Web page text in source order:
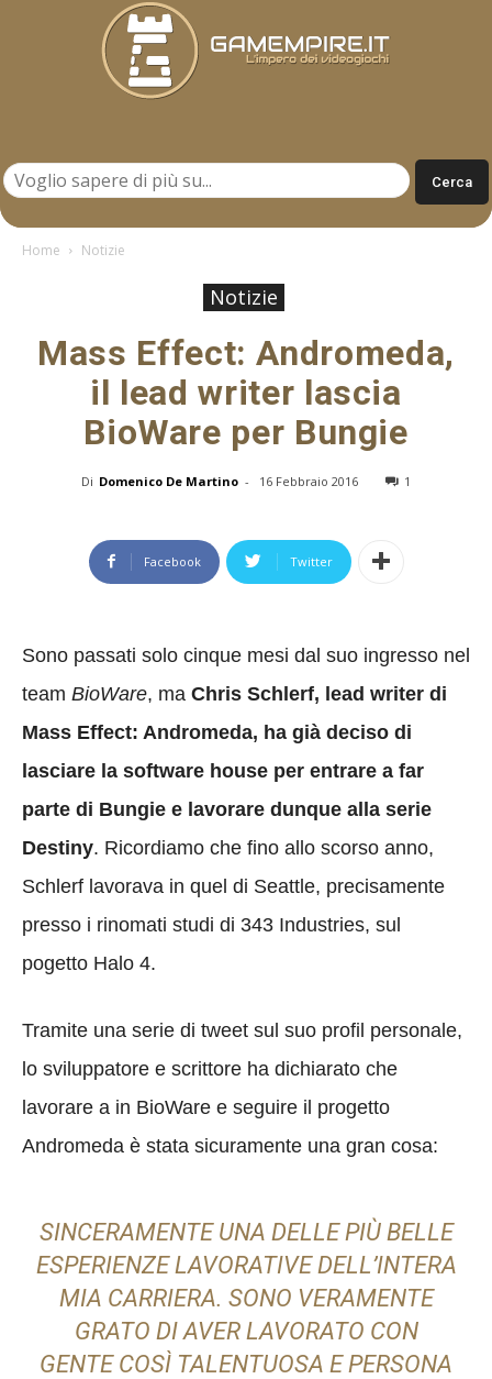
Home Notizie
Notizie
Mass Effect: Andromeda,
il lead writer lascia
BioWare per Bungie
Di Domenico De Martino - 16 Febbraio 2016 1
Facebook Twitter
Sono passati solo cinque mesi dal suo ingresso nel
team BioWare, ma Chris Schlerf, lead writer di
Mass Effect: Andromeda, ha già deciso di
lasciare la software house per entrare a far
parte di Bungie e lavorare dunque alla serie
Destiny. Ricordiamo che fino allo scorso anno,
Schlerf lavorava in quel di Seattle, precisamente
presso i rinomati studi di 343 Industries, sul
pogetto Halo 4.
Tramite una serie di tweet sul suo profil personale,
lo sviluppatore e scrittore ha dichiarato che
lavorare a in BioWare e seguire il progetto
Andromeda è stata sicuramente una gran cosa:
SINCERAMENTE UNA DELLE PIÙ BELLE
ESPERIENZE LAVORATIVE DELL’INTERA
MIA CARRIERA. SONO VERAMENTE
GRATO DI AVER LAVORATO CON
GENTE COSÌ TALENTUOSA E PERSONA